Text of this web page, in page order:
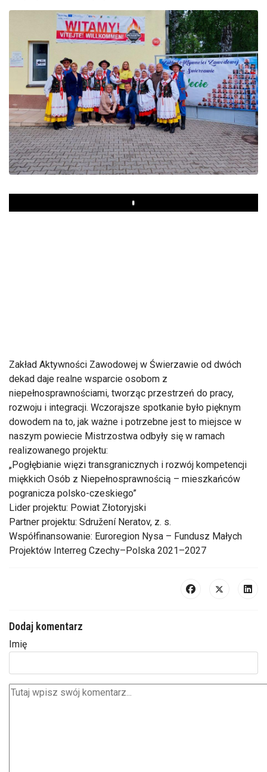
Play
Zakład Aktywności Zawodowej w Świerzawie od dwóch
dekad daje realne wsparcie osobom z
niepełnosprawnościami, tworząc przestrzeń do pracy,
rozwoju i integracji. Wczorajsze spotkanie było pięknym
dowodem na to, jak ważne i potrzebne jest to miejsce w
naszym powiecie Mistrzostwa odbyły się w ramach
realizowanego projektu:
„Pogłębianie więzi transgranicznych i rozwój kompetencji
miękkich Osób z Niepełnosprawnością – mieszkańców
pogranicza polsko-czeskiego”
Lider projektu: Powiat Złotoryjski
Partner projektu: Sdružení Neratov, z. s.
Współfinansowanie: Euroregion Nysa – Fundusz Małych
Projektów Interreg Czechy–Polska 2021–2027
Dodaj komentarz
Imię